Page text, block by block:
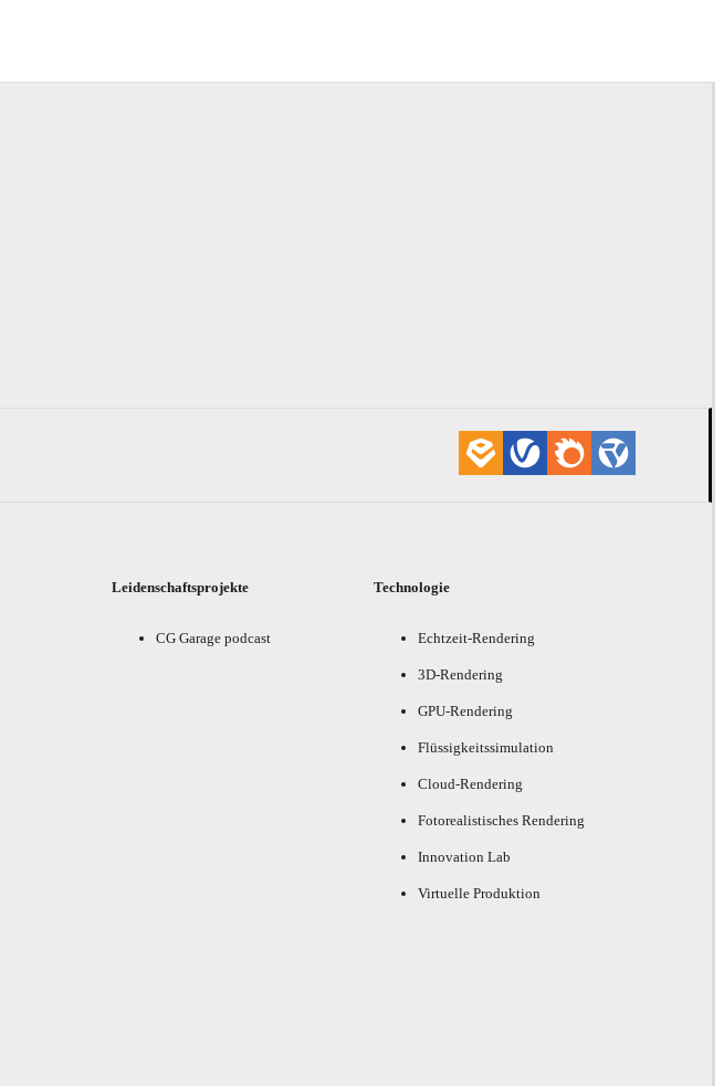
Leidenschaftsprojekte
CG Garage podcast
Technologie
Echtzeit-Rendering
3D-Rendering
GPU-Rendering
Flüssigkeitssimulation
Cloud-Rendering
Fotorealistisches Rendering
Innovation Lab
Virtuelle Produktion